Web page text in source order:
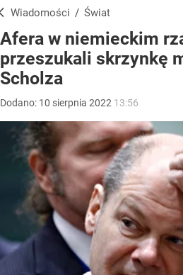
Wiadomości / Świat
Afera w niemieckim
przeszukali skrzynkę
Scholza
Dodano: 10 sierpnia 2022 13:56